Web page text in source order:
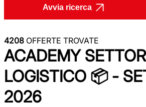
Avvia ricerca
4208 OFFERTE TROVATE
ACADEMY
LOGISTICO 📦 -
2026